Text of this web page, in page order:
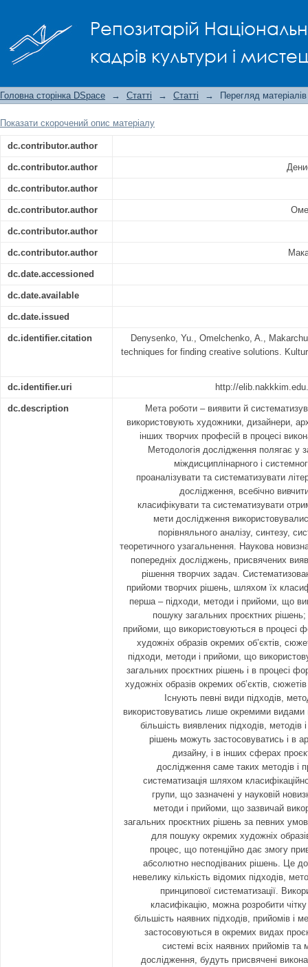
Репозитарій
кадрів культури і
Головна сторінка DSpace → Статті → Статті → Перегляд матеріалів
Показати скорочений опис матеріалу
dc.contributor.author
dc.contributor.author
dc.contributor.author
dc.contributor.author
dc.contributor.author
dc.contributor.author
dc.date.accessioned
dc.date.available
dc.date.issued
dc.identifier.citation
Denysenko, Yu., Omelchenko, A.,
techniques for finding creative solutions.
dc.identifier.uri http://
dc.description
Мета роботи – виявити й
використовують художники, дизайнери,
інших творчих професій в процесі
Методологія дослідження полягає у
міждисциплінарного і
проаналізувати та систематизувати
дослідження, всебічно
класифікувати та систематизувати
мети дослідження
порівняльного аналізу, синтезу,
теоретичного узагальнення. Наукова
попередніх досліджень, присвячених
рішення творчих задач.
прийоми творчих рішень, шляхом їх
перша – підходи, методи і прийоми, що
пошуку загальних проєктних
прийоми, що використовуються в процесі
художніх образів окремих об’єктів,
підходи, методи і прийоми, що
загальних проєктних рішень і в процесі
художніх образів окремих об’єктів,
Існують певні види підходів,
використовуватись лише окремими видами
більшість виявлених підходів, методів
рішень можуть застосовуватись і в
дизайну, і в інших сферах
дослідження саме таких методів і
систематизація шляхом
групи, що зазначені у науковій
методи і прийоми, що зазвичай
загальних проєктних рішень за певних
для пошуку окремих художніх
процес, що потенційно дає змогу
абсолютно несподіваних рішень. Це
невелику кількість відомих підходів,
принципової систематизації.
класифікацію, можна розробити
більшість наявних підходів, прийомів і
застосовуються в окремих видах
системі всіх наявних прийомів та
дослідження, будуть присвячені